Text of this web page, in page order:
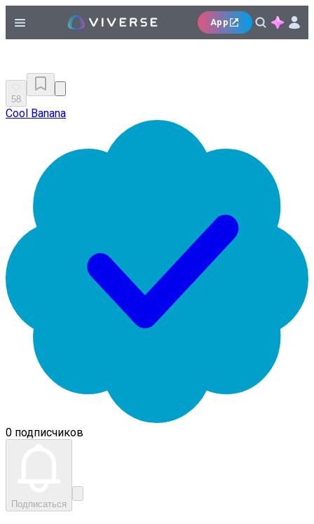
App
58
Cool Banana
0 подписчиков
Подписаться